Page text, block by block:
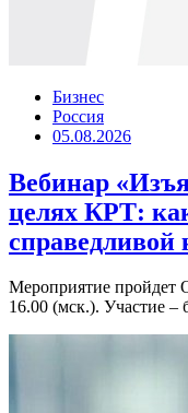
Бизнес
Россия
05.08.2026
Вебинар
целях КРТ:
справедливой
Мероприятие пройдет
16.00 (мск.). Участие –